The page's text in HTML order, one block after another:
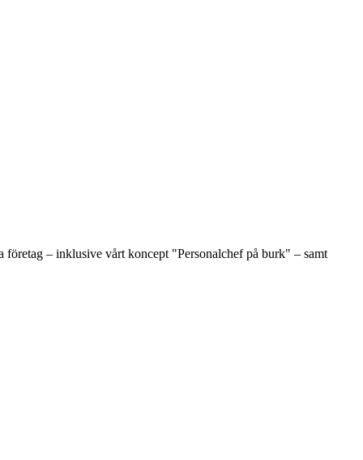
– inklusive vårt koncept "Personalchef på burk" – samt